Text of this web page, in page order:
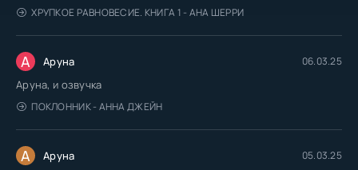
ХРУПКОЕ РАВНОВЕСИЕ. КНИГА 1 - АНА ШЕРРИ
А Аруна 06.03.25
Аруна, и озвучка
ПОКЛОННИК - АННА ДЖЕЙН
А Аруна 05.03.25